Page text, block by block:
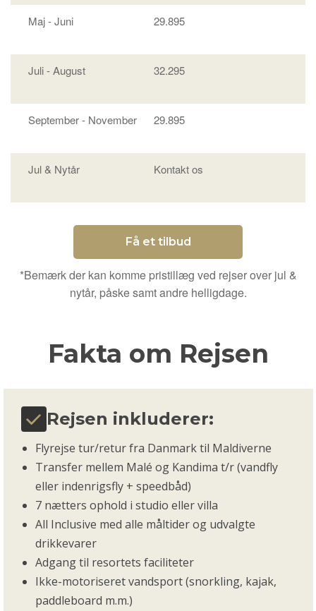
Maj - Juni 29.895
Juli - August 32.295
September - November 29.895
Jul & Nytår Kontakt os
Få et tilbud
*Bemærk der kan komme pristillæg ved rejser over jul &
nytår, påske samt andre helligdage.
Fakta om Rejsen
Rejsen inkluderer:
Flyrejse tur/retur fra Danmark til Maldiverne
Transfer mellem Malé og Kandima t/r (vandfly
eller indenrigsfly + speedbåd)
7 nætters ophold i studio eller villa
All Inclusive med alle måltider og udvalgte
drikkevarer
Adgang til resortets faciliteter
Ikke-motoriseret vandsport (snorkling, kajak,
paddleboard m.m.)